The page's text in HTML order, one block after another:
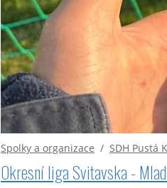
Spolky a organizace / SDH Pustá
Okresní liga Svitavska -